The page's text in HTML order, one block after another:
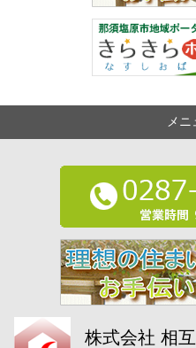
メニ
株式会社 相